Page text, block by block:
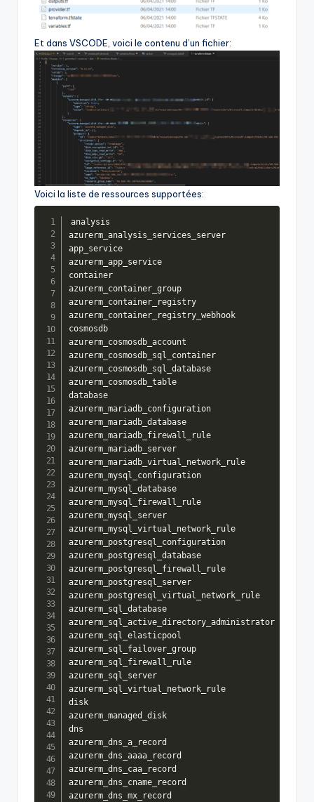
Et dans VSCODE, voici le contenu d’un fichier:
Voici la liste de ressources supportées:
analysis
azurerm_analysis_services_server
app_service
azurerm_app_service
container
azurerm_container_group
azurerm_container_registry
azurerm_container_registry_webhook
cosmosdb
azurerm_cosmosdb_account
azurerm_cosmosdb_sql_container
azurerm_cosmosdb_sql_database
azurerm_cosmosdb_table
database
azurerm_mariadb_configuration
azurerm_mariadb_database
azurerm_mariadb_firewall_rule
azurerm_mariadb_server
azurerm_mariadb_virtual_network_rule
azurerm_mysql_configuration
azurerm_mysql_database
azurerm_mysql_firewall_rule
azurerm_mysql_server
azurerm_mysql_virtual_network_rule
azurerm_postgresql_configuration
azurerm_postgresql_database
azurerm_postgresql_firewall_rule
azurerm_postgresql_server
azurerm_postgresql_virtual_network_rule
azurerm_sql_database
azurerm_sql_active_directory_administrator
azurerm_sql_elasticpool
azurerm_sql_failover_group
azurerm_sql_firewall_rule
azurerm_sql_server
azurerm_sql_virtual_network_rule
disk
azurerm_managed_disk
dns
azurerm_dns_a_record
azurerm_dns_aaaa_record
azurerm_dns_caa_record
azurerm_dns_cname_record
azurerm_dns_mx_record